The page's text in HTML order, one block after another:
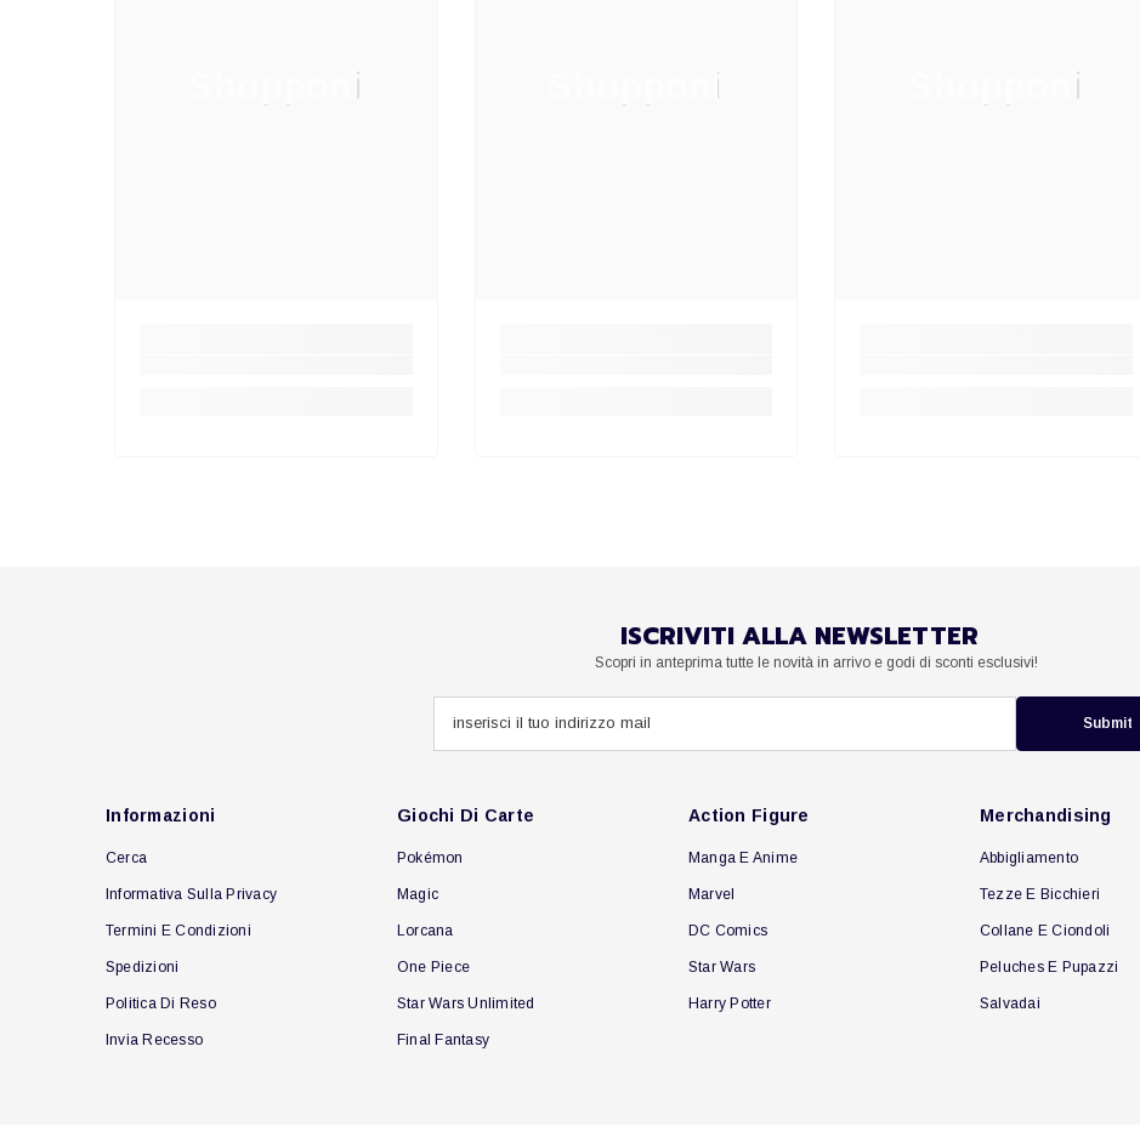
Shopponi Shopponi Shopponi
ISCRIVITI ALLA NEWSLETTER
Scopri in anteprima tutte le novità in arrivo e godi di sconti esclusivi!
Submit
Informazioni
Cerca
Informativa Sulla Privacy
Termini E Condizioni
Spedizioni
Politica Di Reso
Invia Recesso
Giochi Di Carte
Pokémon
Magic
Lorcana
One Piece
Star Wars Unlimited
Final Fantasy
Action Figure
Manga E Anime
Marvel
DC Comics
Star Wars
Harry Potter
Merchandising
Abbigliamento
Tezze E Bicchieri
Collane E Ciondoli
Peluches E Pupazzi
Salvadai